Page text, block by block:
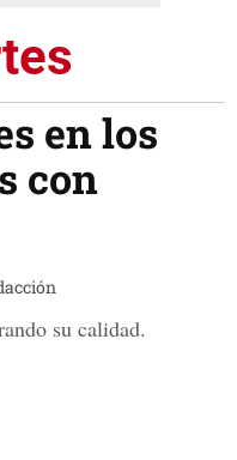
en los
con
su calidad.